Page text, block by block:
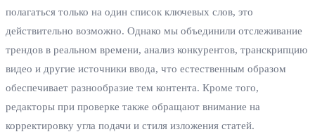
полагаться только на один список ключевых слов, это
действительно возможно. Однако мы объединили отслеживание
трендов в реальном времени, анализ конкурентов, транскрипцию
видео и другие источники ввода, что естественным образом
обеспечивает разнообразие тем контента. Кроме того,
редакторы при проверке также обращают внимание на
корректировку угла подачи и стиля изложения статей.